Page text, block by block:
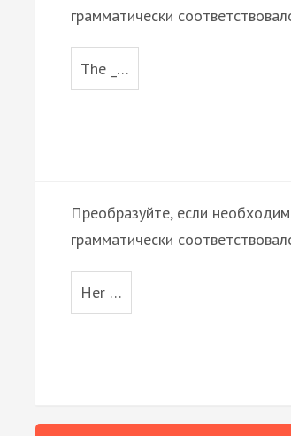
грамматически
The _…
Преобразуйте, если
грамматически
Her …